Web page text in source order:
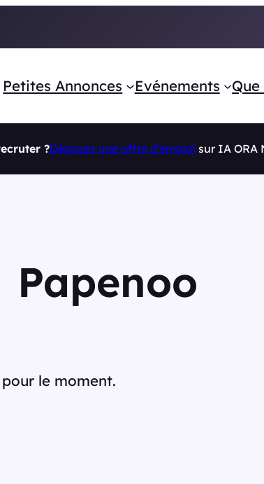
Petites Annonces Evénements
?Déposez une offre d’emploisur IA ORA
Papenoo
le moment.